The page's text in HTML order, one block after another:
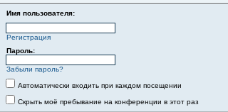
Имя пользователя:
Регистрация
Пароль:
Забыли пароль?
Автоматически входить при каждом посещении
Скрыть моё пребывание на конференции в этот раз